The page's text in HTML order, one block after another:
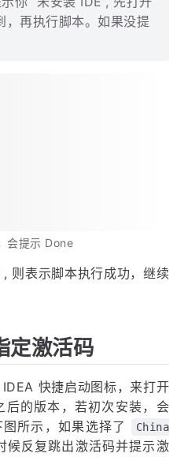
，再执行脚本。如果没提
会提示 Done
, 则表示脚本执行成功，继续
定激活码
快捷启动图标，来打开
的版本，若初次安装，会
所示，如果选择了
China
候反复跳出激活码并提示激